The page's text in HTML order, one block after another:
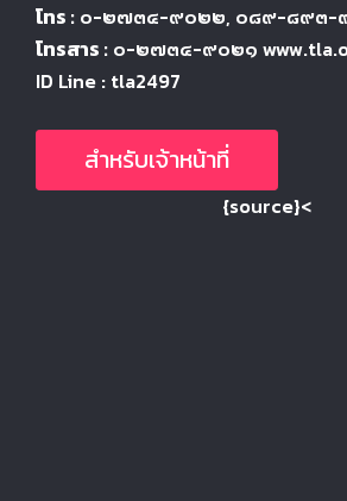
โทร : ๐-๒๗๓๔-๙๐๒๒, ๐๘๙-๘๙๓
โทรสาร : ๐-๒๗๓๔-๙๐๒๑
ID Line : tla2497
สำหรับเจ้าหน้าที่
{source}<